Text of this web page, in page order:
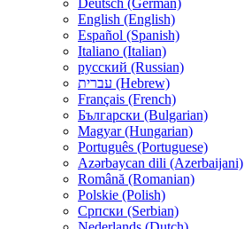
Deutsch (German)
English (English)
Español (Spanish)
Italiano (Italian)
русский (Russian)
עברית (Hebrew)
Français (French)
Български (Bulgarian)
Magyar (Hungarian)
Português (Portuguese)
Azərbaycan dili (Azerbaijani)
Română (Romanian)
Polskie (Polish)
Српски (Serbian)